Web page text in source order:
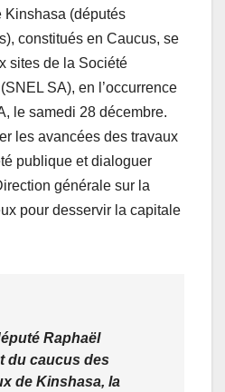
at
s
A
p
p
ta
g
er
Kinshasa (députés
constitués en Caucus, se
sites de la Société
SA), en l’occurrence
le samedi 28 décembre.
les avancées des travaux
publique et dialoguer
générale sur la
pour desservir la capitale
Raphaël
du caucus des
de Kinshasa, la